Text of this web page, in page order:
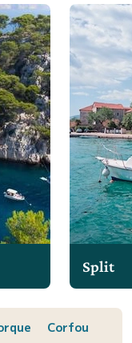
Split
Corfou